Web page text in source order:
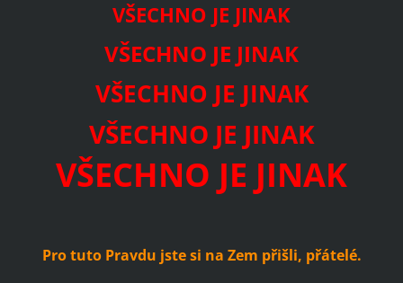
VŠECHNO JE JINAK
VŠECHNO JE JINAK
VŠECHNO JE JINAK
VŠECHNO JE JINAK
VŠECHNO JE JINAK
Pro tuto Pravdu jste si na Zem přišli, přátelé.